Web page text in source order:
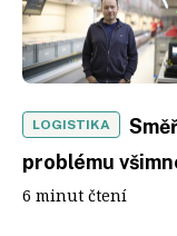
LOGISTIKA
problému
6 minut čtení